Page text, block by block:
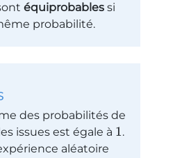
équiprobables si
probabilité.
des probabilités de
issues est égale à 1.
aléatoire